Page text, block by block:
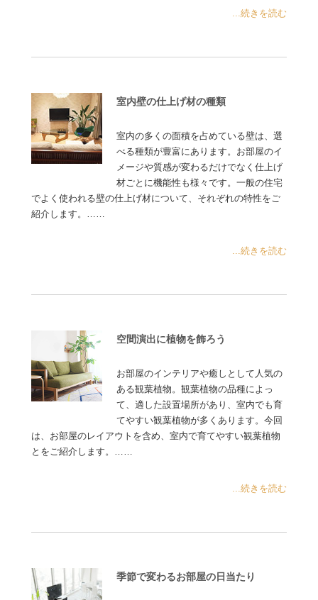
...続きを読む
室内壁の仕上げ材の種類
室内の多くの面積を占めている壁は、選
べる種類が豊富にあります。お部屋のイ
メージや質感が変わるだけでなく仕上げ
材ごとに機能性も様々です。一般の住宅
でよく使われる壁の仕上げ材について、それぞれの特性をご
紹介します。……
...続きを読む
空間演出に植物を飾ろう
お部屋のインテリアや癒しとして人気の
ある観葉植物。観葉植物の品種によっ
て、適した設置場所があり、室内でも育
てやすい観葉植物が多くあります。今回
は、お部屋のレイアウトを含め、室内で育てやすい観葉植物
とをご紹介します。……
...続きを読む
季節で変わるお部屋の日当たり